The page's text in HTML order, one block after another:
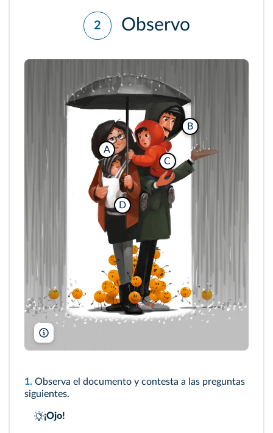
2 Observo
A
B
C
D
1. Observa el documento y contesta a las preguntas
siguientes.
¡Ojo!